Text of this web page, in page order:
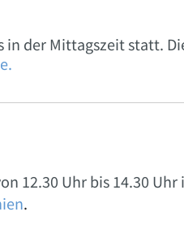
der Mittagszeit statt.
12.30 Uhr bis 14.30
.